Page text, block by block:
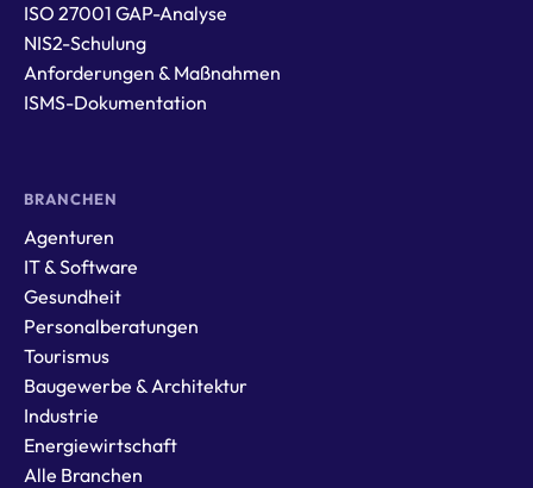
ISO 27001 GAP-Analyse
NIS2-Schulung
Anforderungen & Maßnahmen
ISMS-Dokumentation
BRANCHEN
Agenturen
IT & Software
Gesundheit
Personalberatungen
Tourismus
Baugewerbe & Architektur
Industrie
Energiewirtschaft
Alle Branchen